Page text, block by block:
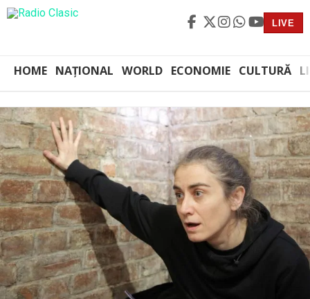
LIVE
HOME NAȚIONAL WORLD ECONOMIE CULTURĂ